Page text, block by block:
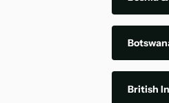
British